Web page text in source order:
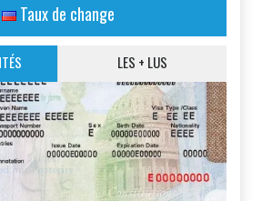
Taux de change
LES + LUS